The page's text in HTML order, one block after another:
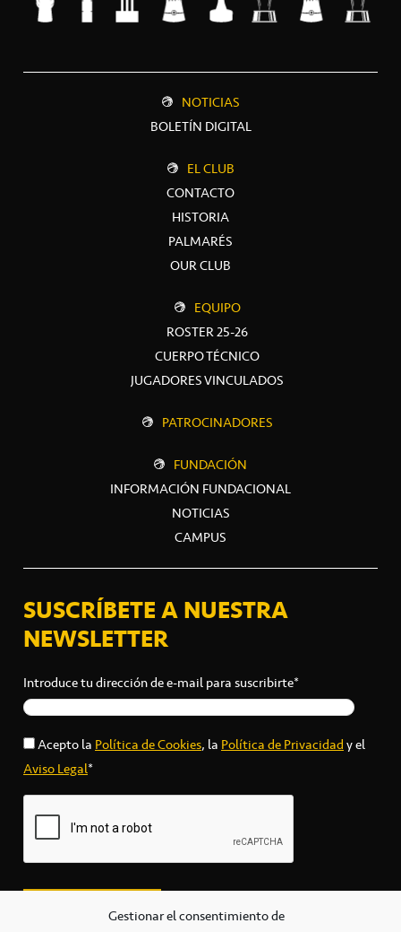
Gestionar el consentimiento de
NOTICIAS
BOLETÍN DIGITAL
EL CLUB
CONTACTO
HISTORIA
PALMARÉS
OUR CLUB
EQUIPO
ROSTER 25-26
CUERPO TÉCNICO
JUGADORES VINCULADOS
PATROCINADORES
FUNDACIÓN
INFORMACIÓN FUNDACIONAL
NOTICIAS
CAMPUS
SUSCRÍBETE A NUESTRA
NEWSLETTER
Introduce tu dirección de e-mail para suscribirte*
Acepto laPolítica de Cookies, laPolítica de Privacidady el
Aviso Legal*